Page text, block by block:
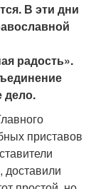
В эти дни
радость».
дело.
приставов